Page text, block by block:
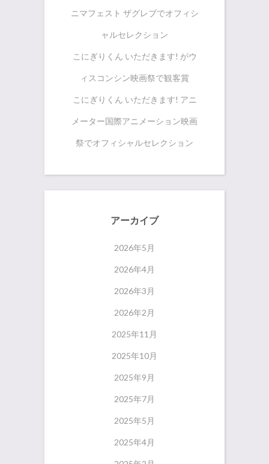
ニマフェスト ザグレブでオフィシ
ャルセレクション
こにぎりくん いただきます! がウ
ィスコンシン映画祭で観客賞
こにぎりくん いただきます! アニ
メーター国際アニメーション映画
祭でオフィシャルセレクション
アーカイブ
2026年5月
2026年4月
2026年3月
2026年2月
2025年11月
2025年10月
2025年9月
2025年7月
2025年5月
2025年4月